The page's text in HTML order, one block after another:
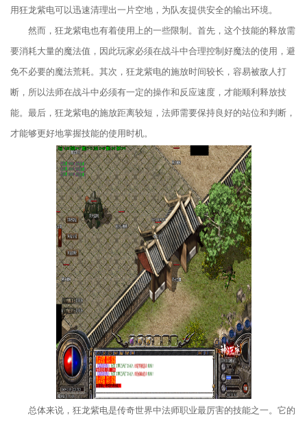
用狂龙紫电可以迅速清理出一片空地，为队友提供安全的输出环境。
然而，狂龙紫电也有着使用上的一些限制。首先，这个技能的释放需
要消耗大量的魔法值，因此玩家必须在战斗中合理控制好魔法的使用，避
免不必要的魔法荒耗。其次，狂龙紫电的施放时间较长，容易被敌人打
断，所以法师在战斗中必须有一定的操作和反应速度，才能顺利释放技
能。最后，狂龙紫电的施放距离较短，法师需要保持良好的站位和判断，
才能够更好地掌握技能的使用时机。
总体来说，狂龙紫电是传奇世界中法师职业最厉害的技能之一。它的